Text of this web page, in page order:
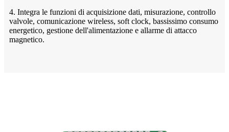
4. Integra le funzioni di acquisizione dati, misurazione, controllo
valvole, comunicazione wireless, soft clock, bassissimo consumo
energetico, gestione dell'alimentazione e allarme di attacco
magnetico.